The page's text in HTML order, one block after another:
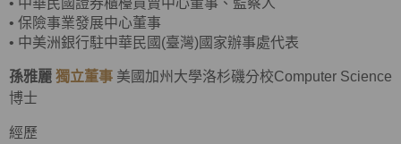
• 中華民國證券櫃檯買賣中心董事、監察人
• 保險事業發展中心董事
• 中美洲銀行駐中華民國(臺灣)國家辦事處代表
孫雅麗 獨立董事 美國加州大學洛杉磯分校Computer Science
博士
經歷